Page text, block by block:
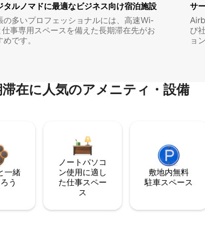
タルノマド⁠に最⁠適⁠なビ⁠ジ⁠ネ⁠ス⁠向⁠け宿⁠泊⁠施⁠設
の多いプロフェッショナルには、高速Wi-
仕事専用スペースを備えた長期滞在先がお
です。
サ
び
ョ
在に人気のアメニティ・設備
一緒
う
ノートパソコ
ン使用に適し
た仕事スペー
ス
敷地内無料
駐⁠車ス⁠ペ⁠ー⁠ス